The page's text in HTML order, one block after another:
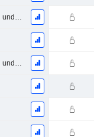
Forderungen aus Lieferungen und Leistungen, Gesamt
Forderungen aus Lieferungen und Leistungen